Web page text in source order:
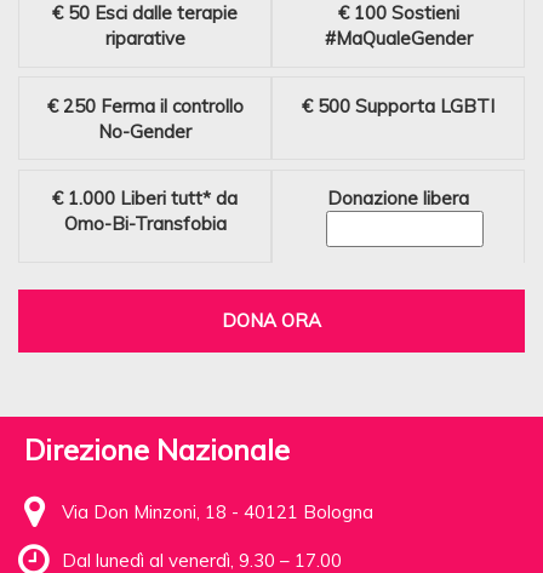
€ 50 Esci dalle terapie
riparative
€ 100 Sostieni
#MaQualeGender
€ 250 Ferma il controllo
No-Gender
€ 500 Supporta LGBTI
€ 1.000 Liberi tutt* da
Omo-Bi-Transfobia
Donazione libera
DONA ORA
Direzione Nazionale
Via Don Minzoni, 18 - 40121 Bologna
Dal lunedì al venerdì, 9.30 – 17.00